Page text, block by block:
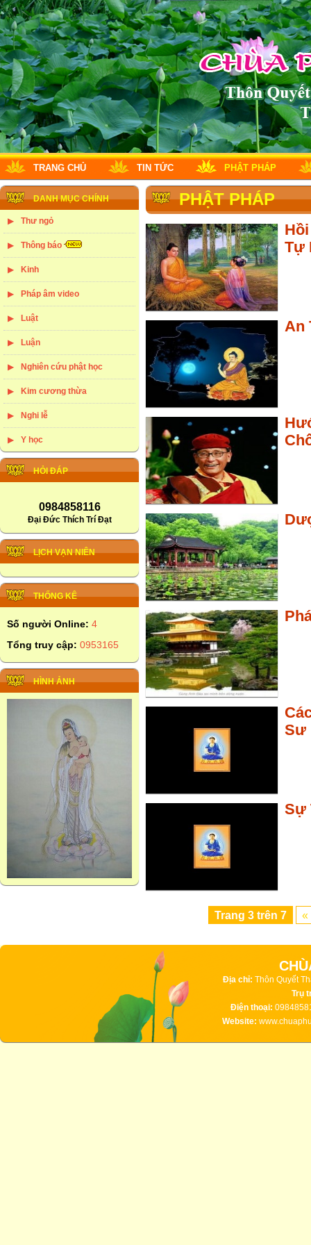
TRANG CHỦ TIN TỨC PHẬT PHÁP
DANH MỤC CHÍNH
Thư ngỏ
Thông báo
Kinh
Pháp âm video
Luật
Luận
Nghiên cứu phật học
Kim cương thừa
Nghi lễ
Y học
HỎI ĐÁP
0984858116
Đại Đức Thích Trí Đạt
LỊCH VẠN NIÊN
THỐNG KÊ
Số người Online: 4
Tổng truy cập: 0953165
HÌNH ẢNH
PHẬT PHÁP
Tự
An
Sư
Sự
Trang 3trên 7 «
Địa chỉ: Thôn Quyết
Trụ
Điện thoại:
Website: